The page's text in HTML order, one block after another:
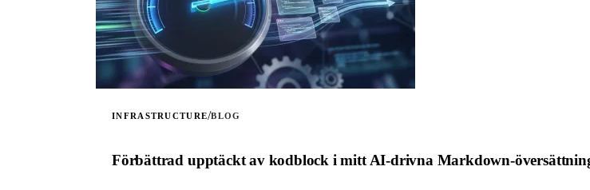
INFRASTRUCTURE/BLOG
Förbättrad upptäckt av kodblock i mitt AI-drivna Markdown-